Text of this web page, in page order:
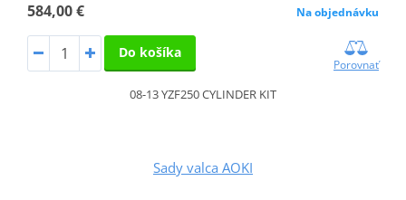
584,00 € Na objednávku
Do košíka
Porovnať
08-13 YZF250 CYLINDER KIT
Sady valca AOKI